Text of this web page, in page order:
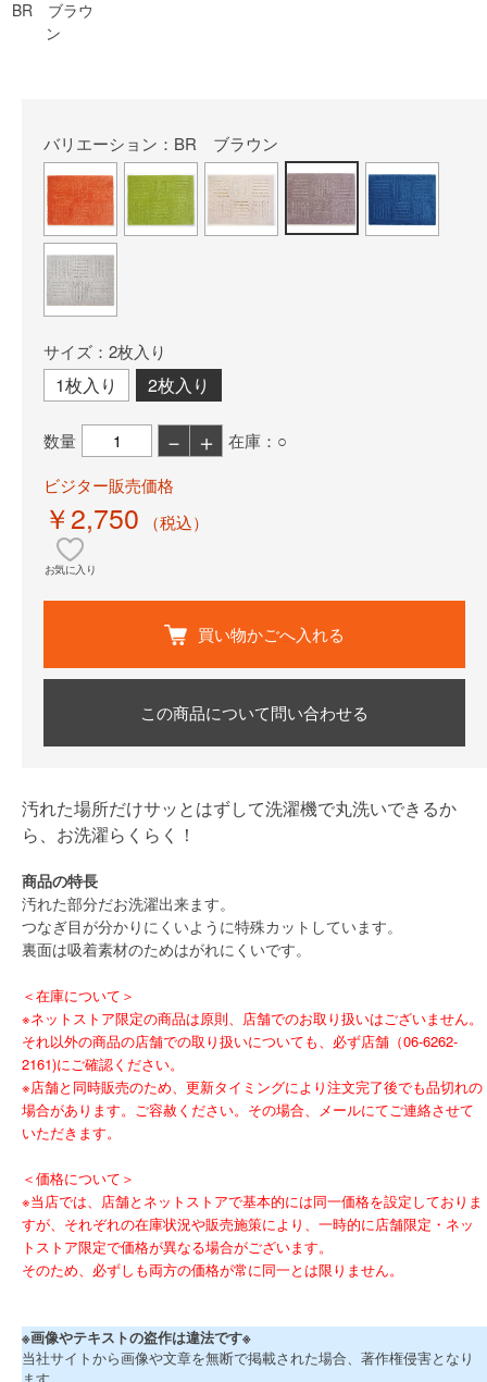
BR ブラウ
ン
バリエーション：BR ブラウン
サイズ：2枚入り
1枚入り 2枚入り
数量 － ＋
在庫：○
ビジター販売価格
￥2,750 （税込）
お気に入り
買い物かごへ入れる
この商品について問い合わせる
汚れた場所だけサッとはずして洗濯機で丸洗いできるか
ら、お洗濯らくらく！
商品の特長
汚れた部分だお洗濯出来ます。
つなぎ目が分かりにくいように特殊カットしています。
裏面は吸着素材のためはがれにくいです。
＜在庫について＞
※ネットストア限定の商品は原則、店舗でのお取り扱いはございません。
それ以外の商品の店舗での取り扱いについても、必ず店舗（06-6262-
2161)にご確認ください。
※店舗と同時販売のため、更新タイミングにより注文完了後でも品切れの
場合があります。ご容赦ください。その場合、メールにてご連絡させて
いただきます。
＜価格について＞
※当店では、店舗とネットストアで基本的には同一価格を設定しておりま
すが、それぞれの在庫状況や販売施策により、一時的に店舗限定・ネッ
トストア限定で価格が異なる場合がございます。
そのため、必ずしも両方の価格が常に同一とは限りません。
※画像やテキストの盗作は違法です※
当社サイトから画像や文章を無断で掲載された場合、著作権侵害となり